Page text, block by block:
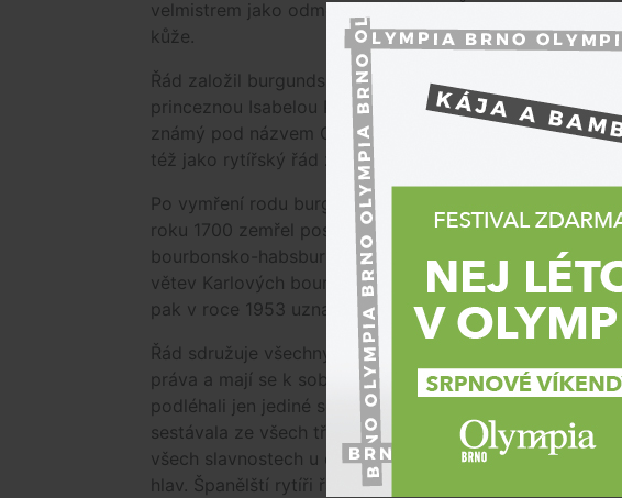
velmistrem jako odměna za zásluhy. Řádový odznak
kůže.
Řád založil burgundský vévoda Filip Dobrým v
princeznou Isabelou Portugalskou, poté, co odmítl
známý pod názvem Ordre de la toison d'or, el Toyson
též jako rytířský řád zlatého rouna ovčího plátna z
Po vymření rodu burgundských vévodů roku 1477
roku 1700 zemřel poslední španělský král z
bourbonsko-habsburských sporů o dědictví řád na dvě
větev Karlových bourbonských dědiců, tak rakouská
pak v roce 1953 uznala právo na suverénní udělování
Řád sdružuje všechny své členy jako nerozlučitelný
práva a mají se k sobě chovat bratrsky. Řádoví rytíři
podléhali jen jediné soudní pravomoci, a to jurisdikci
sestávala ze všech třiceti řádových rytířů a řádového
všech slavnostech u dvorů měli přednost a právo
hlav. Španělští rytíři řádu obdrželi od krále Filipa právo